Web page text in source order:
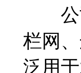
公司
栏网
泛用